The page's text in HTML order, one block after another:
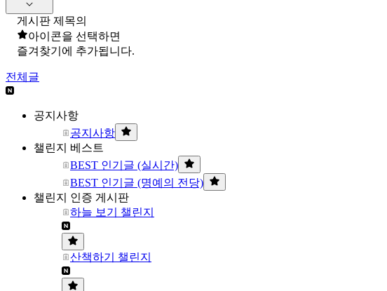
게시판 제목의
아이콘을 선택하면
즐겨찾기에 추가됩니다.
전체글
공지사항
공지사항
챌린지 베스트
BEST 인기글 (실시간)
BEST 인기글 (명예의 전당)
챌린지 인증 게시판
하늘 보기 챌린지
산책하기 챌린지